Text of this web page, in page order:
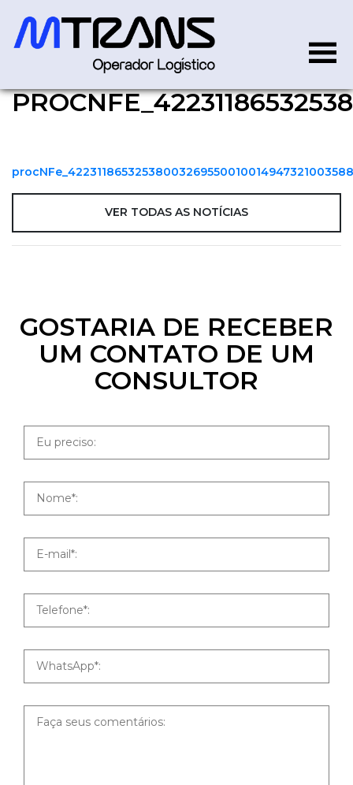
VER TODAS AS NOTÍCIAS
GOSTARIA DE RECEBER
UM CONTATO DE UM
CONSULTOR